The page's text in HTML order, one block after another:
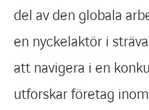
del av den globala
en nyckelaktör i
att navigera i en
utforskar företag